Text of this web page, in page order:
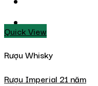
Quick View
Rượu Whisky
Rượu Imperial 21 năm